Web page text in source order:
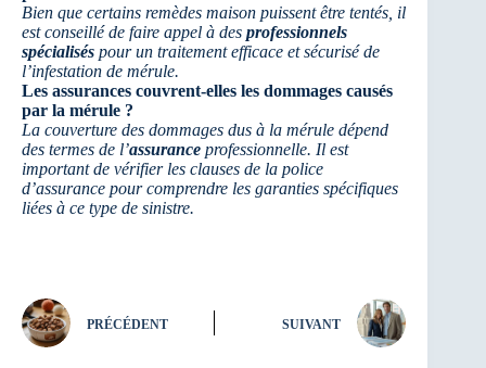
Bien que certains remèdes maison puissent être tentés, il
est conseillé de faire appel à des professionnels
spécialisés pour un traitement efficace et sécurisé de
l’infestation de mérule.
Les assurances couvrent-elles les dommages causés
par la mérule ?
La couverture des dommages dus à la mérule dépend
des termes de l’assurance professionnelle. Il est
important de vérifier les clauses de la police
d’assurance pour comprendre les garanties spécifiques
liées à ce type de sinistre.
PRÉCÉDENT SUIVANT